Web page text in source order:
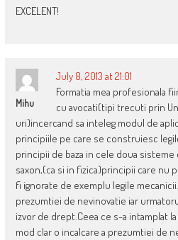
EXCELENT!
Mihu
July 8, 2013 at 21:01
Formatia mea profesionala
cu avocati(tipi trecuti prin
uri)incercand sa inteleg modul de
principiile pe care se construiesc
principii de baza in cele doua
saxon,(ca si in fizica)principii care nu
fi ignorate de exemplu legile
prezumtiei de nevinovatie iar
izvor de drept.Ceea ce s-a intamplat
mod clar o incalcare a prezumtiei de